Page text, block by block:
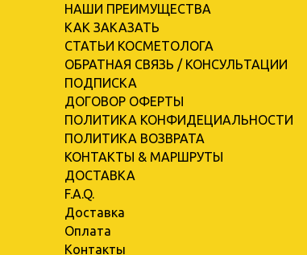
НАШИ ПРЕИМУЩЕСТВА
КАК ЗАКАЗАТЬ
СТАТЬИ КОСМЕТОЛОГА
ОБРАТНАЯ СВЯЗЬ / КОНСУЛЬТАЦИИ
ПОДПИСКА
ДОГОВОР ОФЕРТЫ
ПОЛИТИКА КОНФИДЕЦИАЛЬНОСТИ
ПОЛИТИКА ВОЗВРАТА
КОНТАКТЫ & МАРШРУТЫ
ДОСТАВКА
F.A.Q.
Доставка
Оплата
Контакты